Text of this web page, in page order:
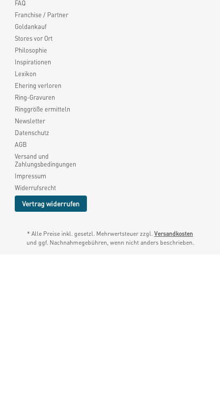
FAQ
Franchise / Partner
Goldankauf
Stores vor Ort
Philosophie
Inspirationen
Lexikon
Ehering verloren
Ring-Gravuren
Ringgröße ermitteln
Newsletter
Datenschutz
AGB
Versand und
Zahlungsbedingungen
Impressum
Widerrufsrecht
Vertrag widerrufen
* Alle Preise inkl. gesetzl. Mehrwertsteuer zzgl. Versandkosten
und ggf. Nachnahmegebühren, wenn nicht anders beschrieben.